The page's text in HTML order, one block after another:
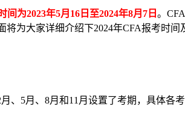
间为2023年5月16日至2024年8月7日 。
将为大家详细介绍下2024年CFA报考时间
5月、8月和11月设置了考期，具体各考